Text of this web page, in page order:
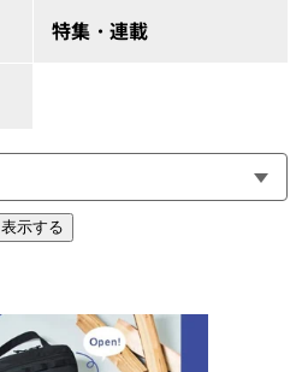
特集・連載
表示する